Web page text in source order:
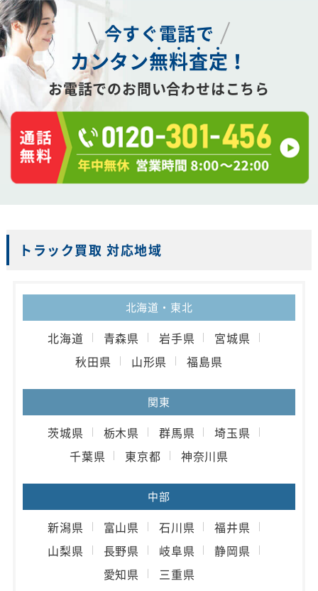
今すぐ電話で
カンタン無料査定 ！
お電話でのお問い合わせはこちら
トラック買取 対応地域
北海道・東北
北海道 青森県 岩手県
宮城県
秋田県
山形県 福島県
関東
茨城県 栃木県 群馬県
埼玉県
千葉県
東京都 神奈川県
中部
新潟県 富山県 石川県
福井県
山梨県
長野県 岐阜県
静岡県
愛知県
三重県